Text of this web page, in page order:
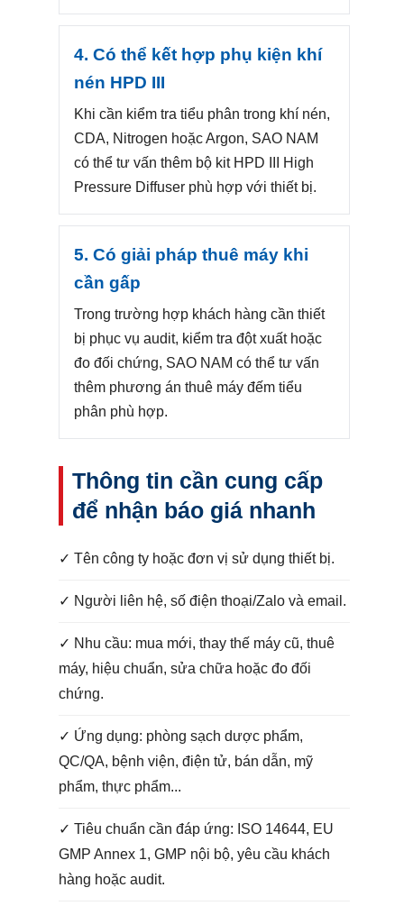
4. Có thể kết hợp phụ kiện khí
nén HPD III
Khi cần kiểm tra tiểu phân trong khí nén,
CDA, Nitrogen hoặc Argon, SAO NAM
có thể tư vấn thêm bộ kit HPD III High
Pressure Diffuser phù hợp với thiết bị.
5. Có giải pháp thuê máy khi
cần gấp
Trong trường hợp khách hàng cần thiết
bị phục vụ audit, kiểm tra đột xuất hoặc
đo đối chứng, SAO NAM có thể tư vấn
thêm phương án thuê máy đếm tiểu
phân phù hợp.
Thông tin cần cung cấp
để nhận báo giá nhanh
✓ Tên công ty hoặc đơn vị sử dụng thiết bị.
✓ Người liên hệ, số điện thoại/Zalo và email.
✓ Nhu cầu: mua mới, thay thế máy cũ, thuê
máy, hiệu chuẩn, sửa chữa hoặc đo đối
chứng.
✓ Ứng dụng: phòng sạch dược phẩm,
QC/QA, bệnh viện, điện tử, bán dẫn, mỹ
phẩm, thực phẩm...
✓ Tiêu chuẩn cần đáp ứng: ISO 14644, EU
GMP Annex 1, GMP nội bộ, yêu cầu khách
hàng hoặc audit.